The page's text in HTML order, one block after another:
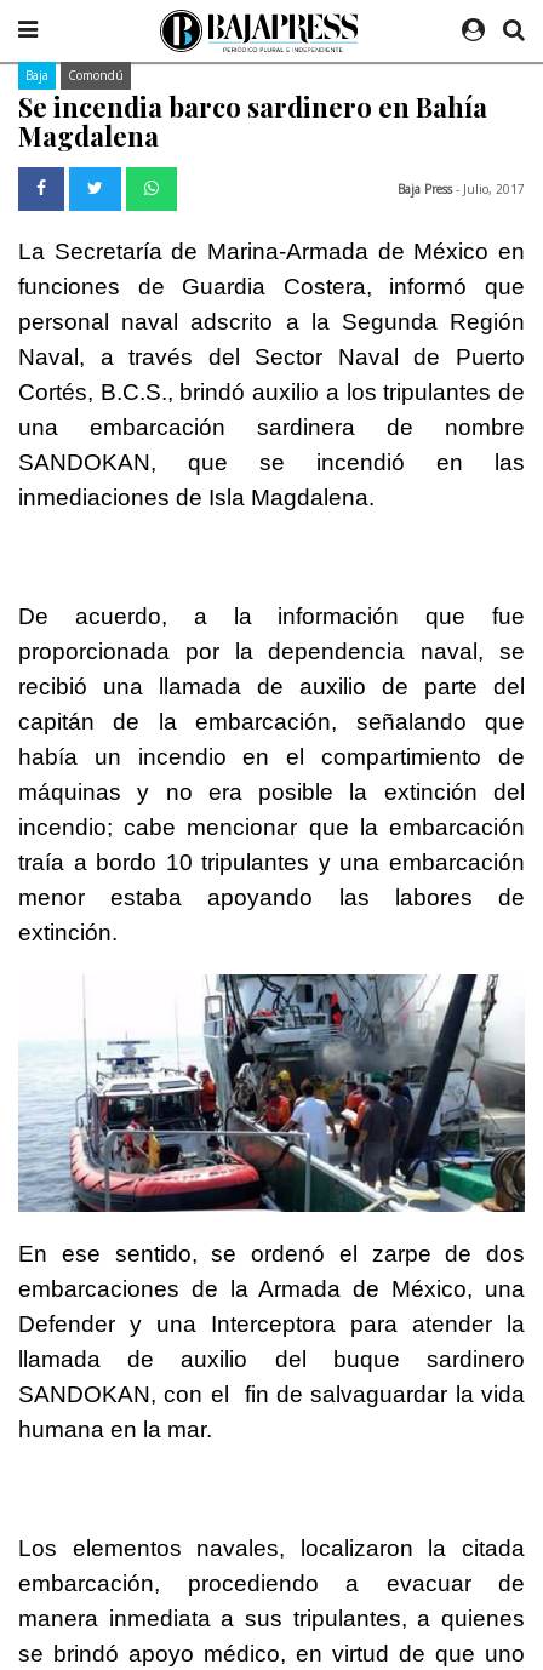
Baja Comondú
Se incendia barco sardinero en Bahía
Magdalena
Baja Press - Julio, 2017
La Secretaría de Marina-Armada de México en
funciones de Guardia Costera, informó que
personal naval adscrito a la Segunda Región
Naval, a través del Sector Naval de Puerto
Cortés, B.C.S., brindó auxilio a los tripulantes de
una embarcación sardinera de nombre
SANDOKAN, que se incendió en las
inmediaciones de Isla Magdalena.
De acuerdo, a la información que fue
proporcionada por la dependencia naval, se
recibió una llamada de auxilio de parte del
capitán de la embarcación, señalando que
había un incendio en el compartimiento de
máquinas y no era posible la extinción del
incendio; cabe mencionar que la embarcación
traía a bordo 10 tripulantes y una embarcación
menor estaba apoyando las labores de
extinción.
En ese sentido, se ordenó el zarpe de dos
embarcaciones de la Armada de México, una
Defender y una Interceptora para atender la
llamada de auxilio del buque sardinero
SANDOKAN, con el fin de salvaguardar la vida
humana en la mar.
Los elementos navales, localizaron la citada
embarcación, procediendo a evacuar de
manera inmediata a sus tripulantes, a quienes
se brindó apoyo médico, en virtud de que uno